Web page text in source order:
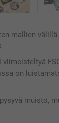
mallien
viimeisteltyä
on
muisto,